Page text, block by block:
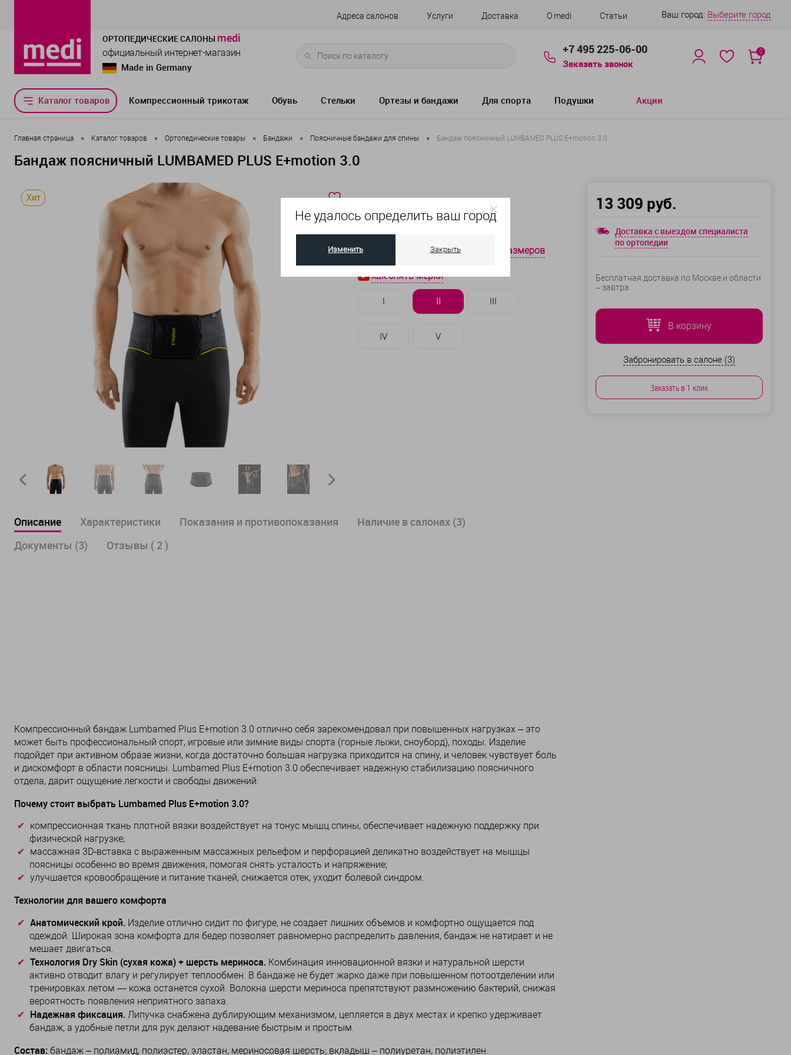
Не удалось определить ваш город
Изменить Закрыть
Адреса салонов Услуги Доставка О medi Статьи Ваш город: Выберите город
ОРТОПЕДИЧЕСКИЕ САЛОНЫ medi
официальный интернет-магазин
Made in Germany
+7 495 225-06-00
Заказать звонок
0
Каталог товаров Компрессионный трикотаж Обувь Стельки Ортезы и бандажи Для спорта Подушки Акции
Главная страница • Каталог товаров • Ортопедические товары • Бандажи • Поясничные бандажи для спины • Бандаж поясничный LUMBAMED PLUS E+motion 3.0
Бандаж поясничный LUMBAMED PLUS E+motion 3.0
Хит
Выберите размер: таблица размеров
как снять мерки
IV V
Описание Характеристики Показания и противопоказания
Наличие в салонах (3)
Документы (3)
Отзывы ( 2 )
Компрессионный бандаж Lumbamed Plus E+motion 3.0 отлично себя зарекомендовал при повышенных нагрузках – это
может быть профессиональный спорт, игровые или зимние виды спорта (горные лыжи, сноуборд), походы. Изделие
подойдет при активном образе жизни, когда достаточно большая нагрузка приходится на спину, и человек чувствует боль
и дискомфорт в области поясницы. Lumbamed Plus E+motion 3.0 обеспечивает надежную стабилизацию поясничного
отдела, дарит ощущение легкости и свободы движений:
Почему стоит выбрать Lumbamed Plus E+motion 3.0?
компрессионная ткань плотной вязки воздействует на тонус мышц спины, обеспечивает надежную поддержку при
физической нагрузке;
массажная 3D‑вставка с выраженным массажных рельефом и перфорацией деликатно воздействует на мышцы
поясницы особенно во время движения, помогая снять усталость и напряжение;
улучшается кровообращение и питание тканей, снижается отек, уходит болевой синдром.
Технологии для вашего комфорта
Анатомический крой. Изделие отлично сидит по фигуре, не создает лишних объемов и комфортно ощущается под
одеждой. Широкая зона комфорта для бедер позволяет равномерно распределить давления, бандаж не натирает и не
мешает двигаться.
Технология Dry Skin (сухая кожа) + шерсть мериноса. Комбинация инновационной вязки и натуральной шерсти
активно отводит влагу и регулирует теплообмен. В бандаже не будет жарко даже при повышенном потоотделении или
тренировках летом — кожа останется сухой. Волокна шерсти мериноса препятствуют размножению бактерий, снижая
вероятность появления неприятного запаха.
Надежная фиксация. Липучка снабжена дублирующим механизмом, цепляется в двух местах и крепко удерживает
бандаж, а удобные петли для рук делают надевание быстрым и простым.
Состав: бандаж – полиамид, полиэстер, эластан, мериносовая шерсть; вкладыш – полиуретан, полиэтилен.
13 309 руб.
Доставка с выездом специалиста
по ортопедии
Бесплатная доставка по Москве и области
– завтра
В корзину
Забронировать в салоне (3)
Заказать в 1 клик